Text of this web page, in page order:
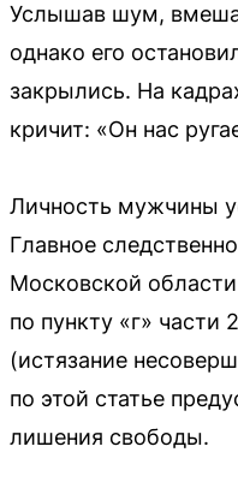
Услышав шум,
однако его
закрылись. На
кричит: «Он нас
Личность мужчины
Главное
Московской
по пункту «г» части
(истязание
по этой статье
лишения свободы.